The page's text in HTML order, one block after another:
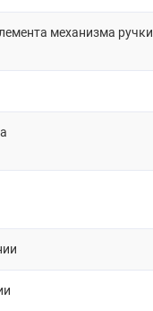
механизма ручки